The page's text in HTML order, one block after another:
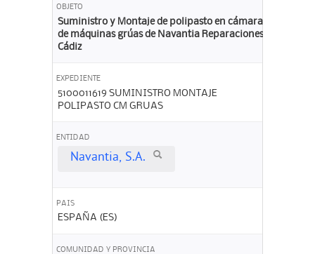
OBJETO
Suministro y Montaje de polipasto en cámara
de máquinas grúas de Navantia Reparaciones
Cádiz
EXPEDIENTE
5100011619 SUMINISTRO MONTAJE
POLIPASTO CM GRUAS
ENTIDAD
Navantia, S.A.
PAIS
ESPAÑA (ES)
COMUNIDAD Y PROVINCIA